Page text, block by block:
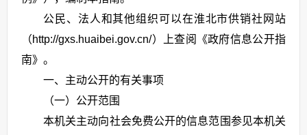
公民、法人和其他组织可以在淮北市供销社网站
（http://gxs.huaibei.gov.cn/）上查阅《政府信息公开指
南》。
一、主动公开的有关事项
（一）公开范围
本机关主动向社会免费公开的信息范围参见本机关